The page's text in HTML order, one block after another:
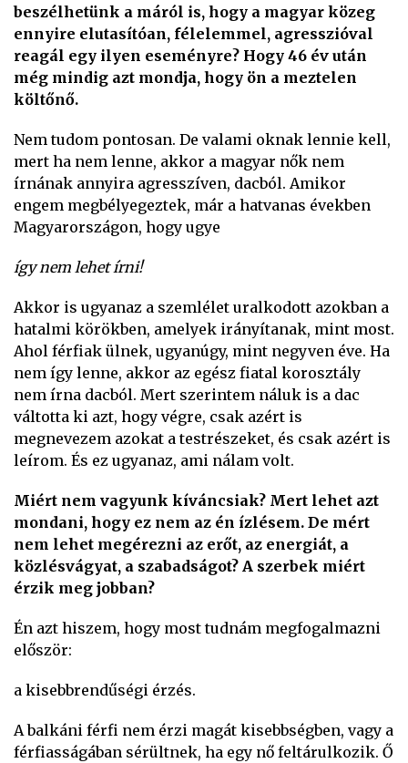
beszélhetünk a máról is, hogy a magyar közeg
ennyire elutasítóan, félelemmel, agresszióval
reagál egy ilyen eseményre? Hogy 46 év után
még mindig azt mondja, hogy ön a meztelen
költőnő.
Nem tudom pontosan. De valami oknak lennie kell,
mert ha nem lenne, akkor a magyar nők nem
írnának annyira agresszíven, dacból. Amikor
engem megbélyegeztek, már a hatvanas években
Magyarországon, hogy ugye
így nem lehet írni!
Akkor is ugyanaz a szemlélet uralkodott azokban a
hatalmi körökben, amelyek irányítanak, mint most.
Ahol férfiak ülnek, ugyanúgy, mint negyven éve. Ha
nem így lenne, akkor az egész fiatal korosztály
nem írna dacból. Mert szerintem náluk is a dac
váltotta ki azt, hogy végre, csak azért is
megnevezem azokat a testrészeket, és csak azért is
leírom. És ez ugyanaz, ami nálam volt.
Miért nem vagyunk kíváncsiak? Mert lehet azt
mondani, hogy ez nem az én ízlésem. De mért
nem lehet megérezni az erőt, az energiát, a
közlésvágyat, a szabadságot? A szerbek miért
érzik meg jobban?
Én azt hiszem, hogy most tudnám megfogalmazni
először:
a kisebbrendűségi érzés.
A balkáni férfi nem érzi magát kisebbségben, vagy a
férfiasságában sérültnek, ha egy nő feltárulkozik. Ő